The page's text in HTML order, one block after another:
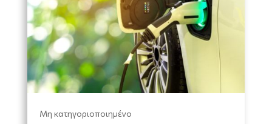
Μη κατηγοριοποιημένο